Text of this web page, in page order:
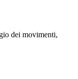
dei movimenti,